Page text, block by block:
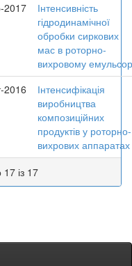
2017
Інтенсивність
гідродинамічної
обробки сиркових
мас в роторно-
вихровому
2016
Інтенсифікація
виробництва
композиційних
продуктів у роторно-
вихрових аппаратах
17 із 17